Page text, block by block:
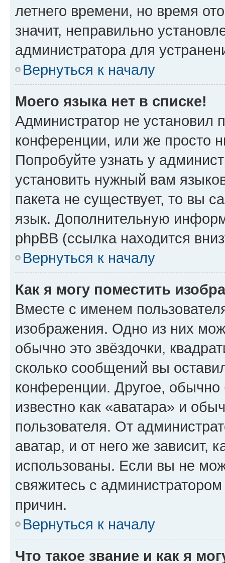
летнего времени, но время
значит, неправильно
администратора для
Вернуться к началу
Моего языка нет в списке!
Администратор не установил
конференции, или же просто
Попробуйте узнать у
установить нужный вам
пакета не существует, то вы
язык. Дополнительную
phpBB (ссылка находится
Вернуться к началу
Как я могу поместить
Вместе с именем
изображения. Одно из них
обычно это звёздочки,
сколько сообщений вы
конференции. Другое,
известно как «аватара» и
пользователя. От
аватар, и от него же зависит,
использованы. Если вы не
свяжитесь с
причин.
Вернуться к началу
Что такое звание и как я